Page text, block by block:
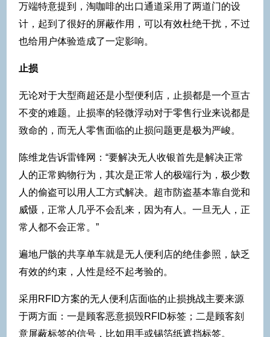
万端特意提到，淘咖啡的出口通道采用了两道门的设
计，起到了很好的屏蔽作用，可以有效杜绝干扰，不过
也给用户体验造成了一定影响。
止损
无论对于大型商超还是小型便利店，止损都是一个亘古
不变的难题。止损率的轻微浮动对于零售行业来说都是
致命的，而无人零售面临的止损问题更是极为严峻。
陈维龙告诉雷锋网：“要解决无人收银首先是解决正常
人的正常购物行为，其次是正常人的极端行为，极少数
人的偷盗可以用人工方式解决。超市防盗基本靠自觉和
威慑，正常人几乎不会乱来，因为有人。一旦无人，正
常人都不会正常。”
遍地尸骸的共享单车就是无人便利店的绝佳参照，缺乏
有效的约束，人性是经不起考验的。
采用RFID方案的无人便利店面临的止损挑战主要来源
于两方面：一是顾客恶意损毁RFID标签；二是顾客刻
意屏蔽标签的信号，比如用手或锡箔纸遮挡标签。